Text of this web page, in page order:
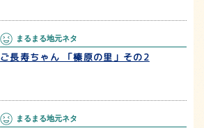
まるまる地元ネタ
ご長寿ちゃん 「榛原の里」その2
まるまる地元ネタ